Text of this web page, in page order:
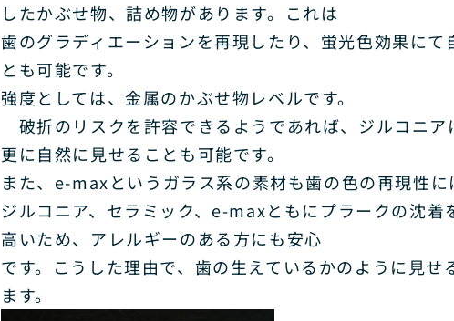
したかぶせ物、詰め物があります。これは
歯のグラディエーションを再現したり、蛍光色効果にて
とも可能です。
強度としては、金属のかぶせ物レベルです。
破折のリスクを許容できるようであれば、ジルコニア
更に自然に見せることも可能です。
また、e-maxというガラス系の素材も歯の色の再現性に
ジルコニア、セラミック、e-maxともにプラークの沈着
高いため、アレルギーのある方にも安心
です。こうした理由で、歯の生えているかのように見せ
ます。